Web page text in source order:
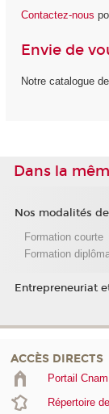
Contactez-nous
Envie de
Notre catalogue
Dans la
Nos modalités
Formation courte
Formation
Entrepreneuriat
ACCÈS DIRECTS
Portail Cnam
Répertoire